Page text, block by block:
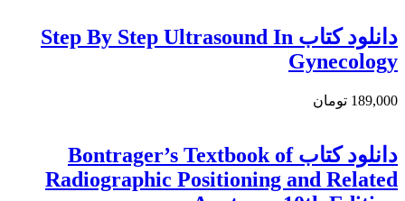
دانلود کتاب Step By Step Ultrasound In
Gynecology
189,000 تومان
دانلود کتاب Bontrager’s Textbook of
Radiographic Positioning and Related